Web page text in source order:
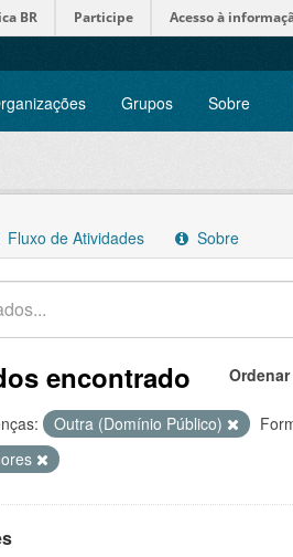
BR Participe Acesso à
Grupos Sobre
Fluxo de Atividades Sobre
encontrado
Outra (Domínio Público)